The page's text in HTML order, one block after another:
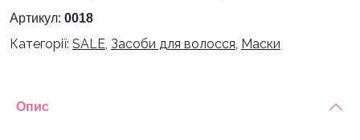
«Медова
Ri
Артикул: 0018
Категорії: SALE, Засоби для волосся, Маски
Опис